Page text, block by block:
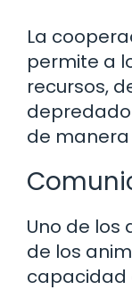
La
permite a
recursos,
de
Uno de
de los
capacidad